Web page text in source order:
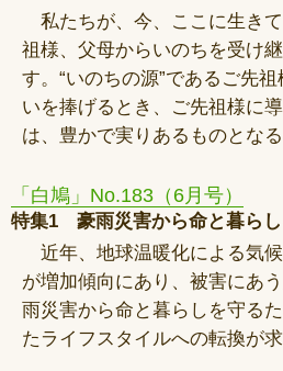
私たちが、今、ここに生き
祖様、父母からいのちを受け
す。“いのちの源”であるご先
いを捧げるとき、ご先祖様に
は、豊かで実りあるものとなる
「白鳩」No.183（6月号）
特集1 豪雨災害から命と暮ら
近年、地球温暖化による気
が増加傾向にあり、被害にあ
雨災害から命と暮らしを守る
たライフスタイルへの転換が